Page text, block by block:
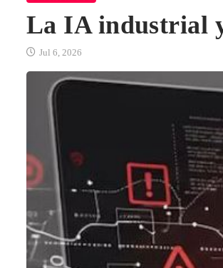
La IA industrial
Jul 6, 2026